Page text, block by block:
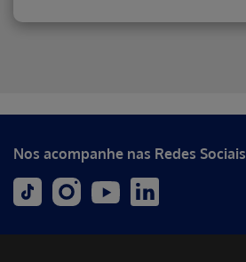
Nos acompanhe nas Redes Sociais